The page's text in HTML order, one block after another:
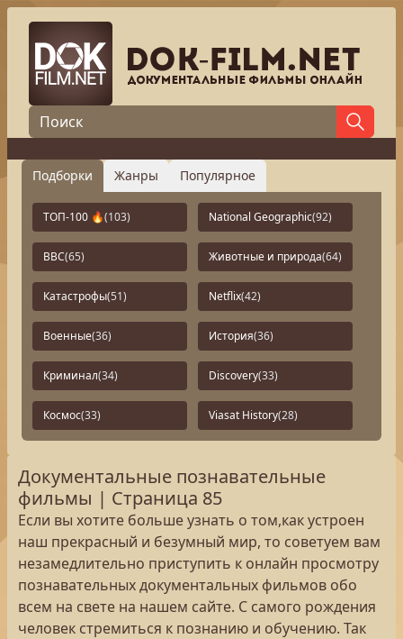
Подборки Жанры Популярное
ТОП-100 🔥(103) National Geographic(92)
BBC(65) Животные и природа(64)
Катастрофы(51) Netflix(42)
Военные(36) История(36)
Криминал(34) Discovery(33)
Космос(33) Viasat History(28)
Документальные познавательные
фильмы | Страница 85
Если вы хотите больше узнать о том,как устроен
наш прекрасный и безумный мир, то советуем вам
незамедлительно приступить к онлайн просмотру
познавательных документальных фильмов обо
всем на свете на нашем сайте. С самого рождения
человек стремиться к познанию и обучению. Так